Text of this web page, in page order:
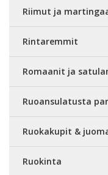
Riimut ja
Rintaremmit
Romaanit ja
Ruoansulatusta
Ruokakupit &
Ruokinta